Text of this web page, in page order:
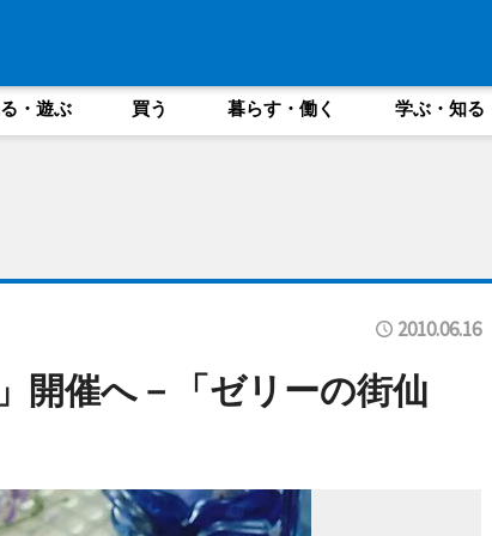
・遊ぶ 買う 暮らす・働く 学ぶ・知る
2010.06.16
開催へ－「ゼリーの街仙